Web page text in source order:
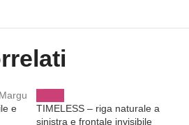
e
TIMELESS – riga naturale a
sinistra e frontale invisibile